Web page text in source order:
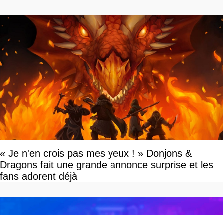
« Je n'en crois pas mes yeux ! » Donjons &
Dragons fait une grande annonce surprise et les
fans adorent déjà